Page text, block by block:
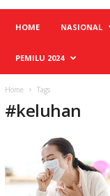
HOME NASIONAL
PEMILU 2024
Home Tags
#keluhan